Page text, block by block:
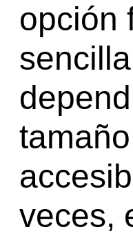
opción
veces,